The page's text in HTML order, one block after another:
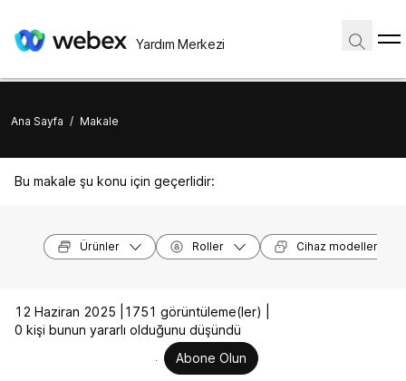
Yardım Merkezi
Ana Sayfa / Makale
Bu makale şu konu için geçerlidir:
Ürünler Roller Cihaz modelleri
12 Haziran 2025 |
1751 görüntüleme(ler) |
0 kişi bunun yararlı olduğunu düşündü
Abone Olun